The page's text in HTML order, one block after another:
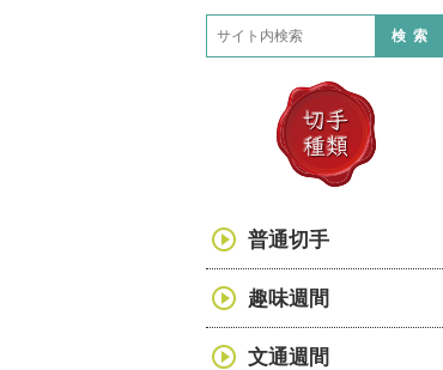
検索
普通切手
趣味週間
文通週間